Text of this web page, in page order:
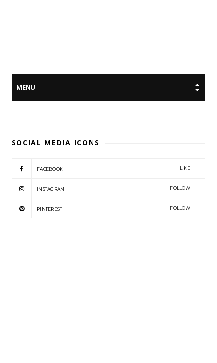
SOCIAL MEDIA ICONS
FACEBOOK LIKE
INSTAGRAM FOLLOW
PINTEREST FOLLOW